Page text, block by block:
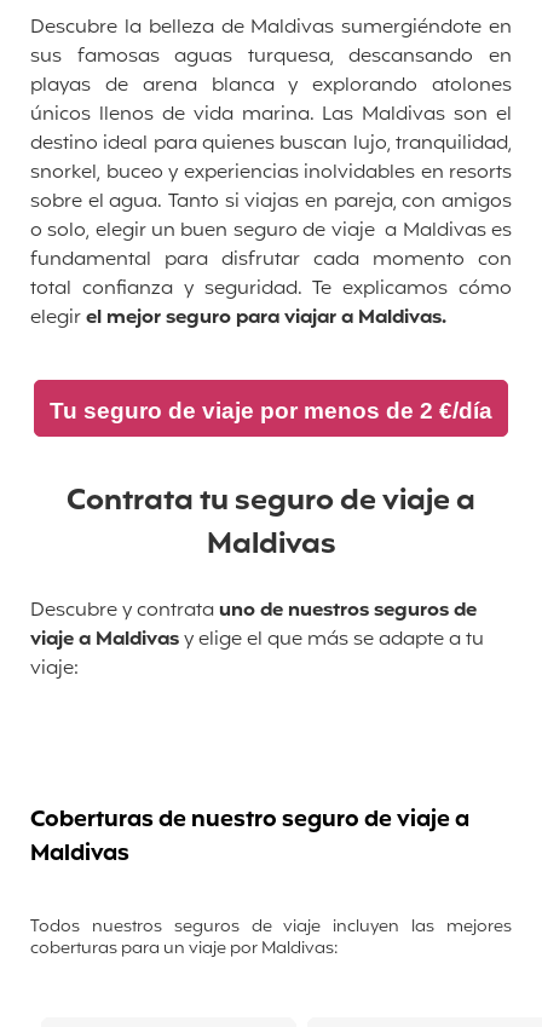
Descubre la belleza de Maldivas sumergiéndote en
sus famosas aguas turquesa, descansando en
playas de arena blanca y explorando atolones
únicos llenos de vida marina. Las Maldivas son el
destino ideal para quienes buscan lujo, tranquilidad,
snorkel, buceo y experiencias inolvidables en resorts
sobre el agua. Tanto si viajas en pareja, con amigos
o solo, elegir un buen seguro de viaje a Maldivas es
fundamental para disfrutar cada momento con
total confianza y seguridad. Te explicamos cómo
elegirel mejor seguro para viajar a Maldivas.
Tu seguro de viaje por menos de 2 €/día
Contrata tu seguro deviaje a
Maldivas
Descubre y contratauno de nuestros seguros de
viaje a Maldivasy elige el que más se adapte a tu
viaje:
Coberturas de nuestro seguro de viaje a
Maldivas
Todos nuestros seguros de viaje incluyen las mejores
coberturas para un viaje por Maldivas: